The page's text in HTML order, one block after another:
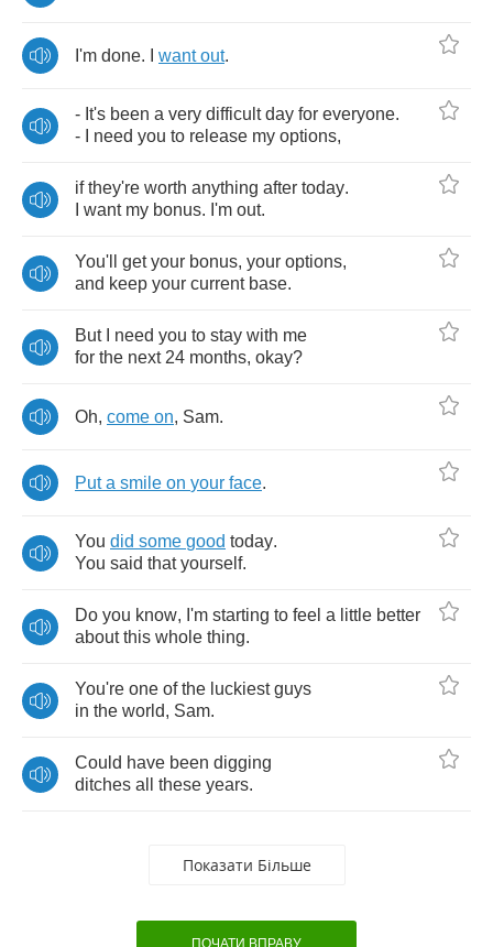
I'm done. want out.
- It's been a very difficult day for everyone.
-
need you to release my options,
if they're worth anything after today.
want my bonus. I'm out.
You'll get your bonus, your options,
and keep your current base.
But need you to stay with me
for the next24 months, okay?
Oh, come on, Sam.
Put a smile on your face.
You did some good today.
You said that yourself.
Do you know, I'm starting to feel a little better
about this whole thing.
You're one of the luckiest guys
in the world, Sam.
Could have been digging
ditches all these years.
Показати Більше
ПОЧАТИ ВПРАВУ